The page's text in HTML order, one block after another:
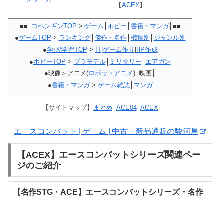
【ACEX 】
■■│ コペンギンTOP > ゲーム ホビー 書籍・マンガ│■■
●ゲームTOP > ランキング│ 傑作・名作│ 機種別
ジャンル別
●学び/学習TOP > IT| ゲーム作り HP作成
●ホビーTOP > プラモデル│ ミリタリー
エアガン
●映像＞アニメ(ロボットアニメ)│映画│
●書籍・マンガ> ゲーム雑誌│ マンガ
【サイトマップ】 まとめ ACE04│ ACEX
エースコンバット | ゲーム | 中古・新品通販の駿河屋
【ACEX】エースコンバットシリーズ関連ペー
ジのご紹介
【名作STG・ACE】エースコンバットシリーズ・名作